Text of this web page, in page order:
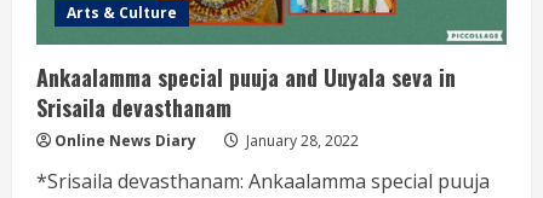
Arts & Culture
Ankaalamma special puuja and Uuyala seva in
Srisaila devasthanam
Online News Diary January 28, 2022
*Srisaila devasthanam: Ankaalamma special puuja